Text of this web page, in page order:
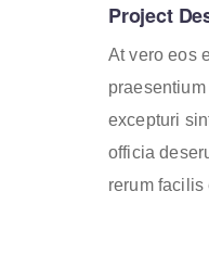
Project
At vero eos
excepturi
officia
rerum facilis